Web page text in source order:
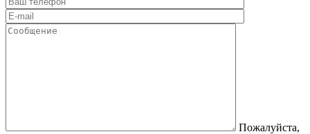
Пожалуйста,